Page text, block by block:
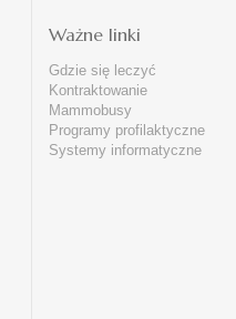
Ważne linki
Gdzie się leczyć
Kontraktowanie
Mammobusy
Programy profilaktyczne
Systemy informatyczne